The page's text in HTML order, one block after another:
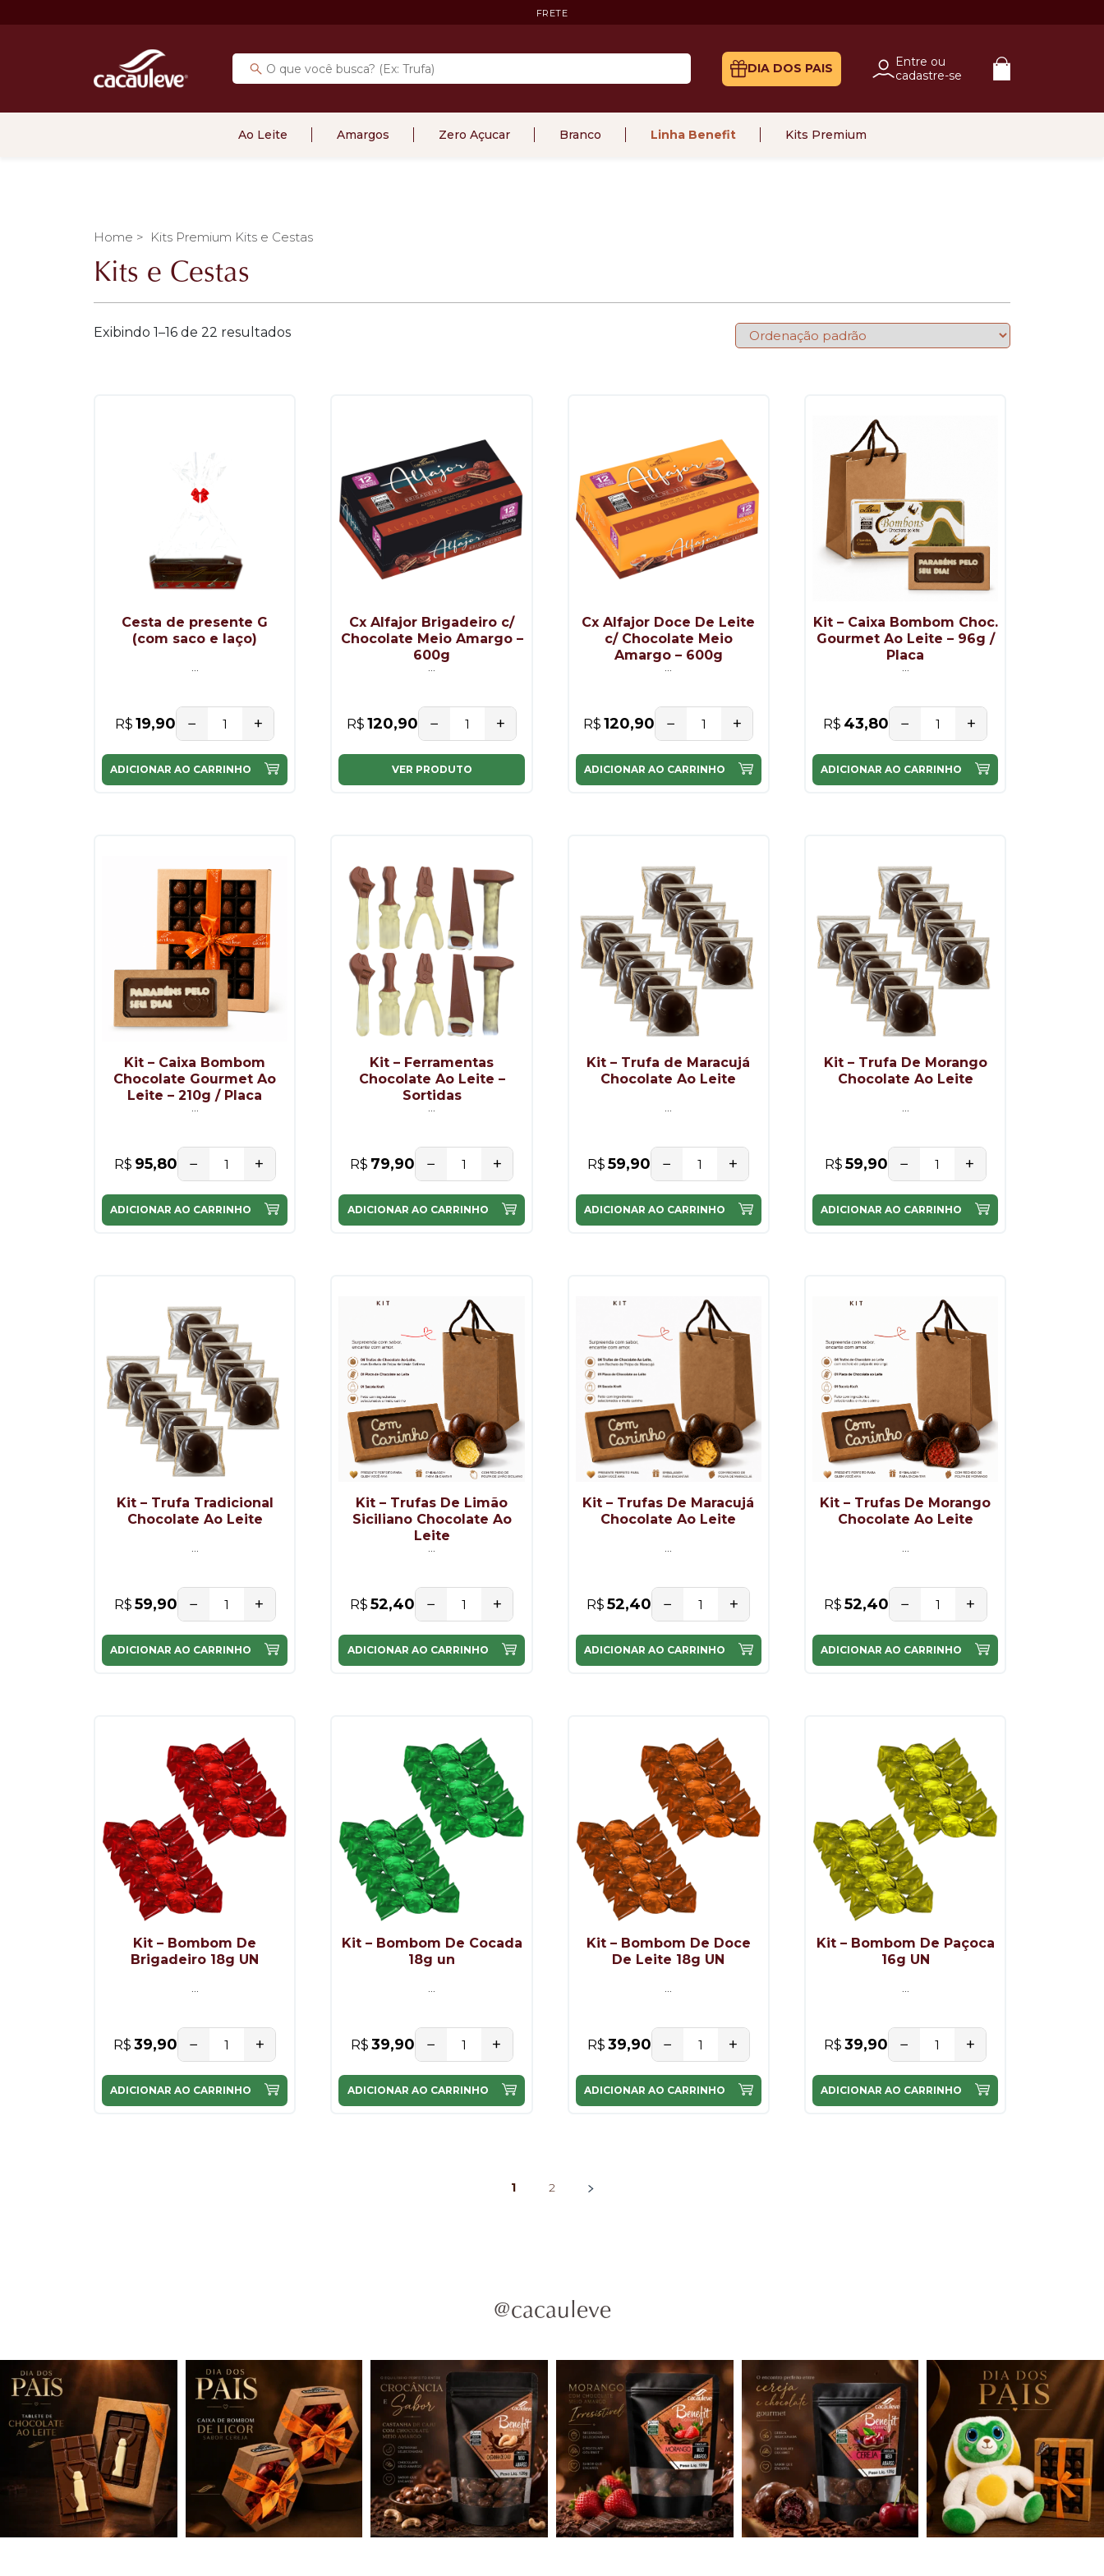
FRETE
DIA DOS PAIS
Entre ou
cadastre-se
Ao Leite Amargos Zero Açucar Branco Linha Benefit Kits Premium
Home > Kits Premium Kits e Cestas
Kits e Cestas
Exibindo 1–16 de 22 resultados
Cesta de presente G
(com saco e laço)
...
R$ 19,90 − +
ADICIONAR AO CARRINHO
Cx Alfajor Brigadeiro c/
Chocolate Meio Amargo –
600g
...
R$ 120,90 − +
VER PRODUTO
Cx Alfajor Doce De Leite
c/ Chocolate Meio
Amargo – 600g
...
R$ 120,90 − +
ADICIONAR AO CARRINHO
Kit – Caixa Bombom Choc.
Gourmet Ao Leite – 96g /
Placa
...
R$ 43,80 − +
ADICIONAR AO CARRINHO
Kit – Caixa Bombom
Chocolate Gourmet Ao
Leite – 210g / Placa
...
R$ 95,80 − +
ADICIONAR AO CARRINHO
Kit – Ferramentas
Chocolate Ao Leite –
Sortidas
...
R$ 79,90 − +
ADICIONAR AO CARRINHO
Kit – Trufa de Maracujá
Chocolate Ao Leite
...
R$ 59,90 − +
ADICIONAR AO CARRINHO
Kit – Trufa De Morango
Chocolate Ao Leite
...
R$ 59,90 − +
ADICIONAR AO CARRINHO
Kit – Trufa Tradicional
Chocolate Ao Leite
...
R$ 59,90 − +
ADICIONAR AO CARRINHO
Kit – Trufas De Limão
Siciliano Chocolate Ao
Leite
...
R$ 52,40 − +
ADICIONAR AO CARRINHO
Kit – Trufas De Maracujá
Chocolate Ao Leite
...
R$ 52,40 − +
ADICIONAR AO CARRINHO
Kit – Trufas De Morango
Chocolate Ao Leite
...
R$ 52,40 − +
ADICIONAR AO CARRINHO
Kit – Bombom De
Brigadeiro 18g UN
...
R$ 39,90 − +
ADICIONAR AO CARRINHO
Kit – Bombom De Cocada
18g un
...
R$ 39,90 − +
ADICIONAR AO CARRINHO
Kit – Bombom De Doce
De Leite 18g UN
...
R$ 39,90 − +
ADICIONAR AO CARRINHO
Kit – Bombom De Paçoca
16g UN
...
R$ 39,90 − +
ADICIONAR AO CARRINHO
1 2
@cacauleve